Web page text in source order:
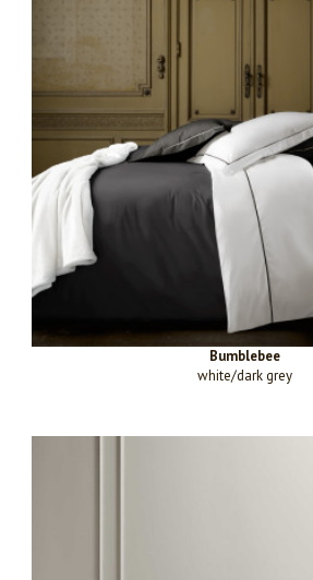
Bumblebee
white/dark grey